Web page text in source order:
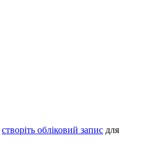
створіть обліковий запис для